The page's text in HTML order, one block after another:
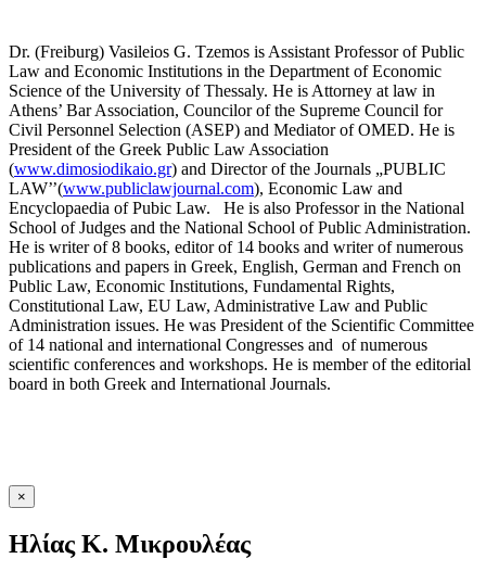
Dr. (Freiburg) Vasileios G. Tzemos is Assistant Professor of Public
Law and Economic Institutions in the Department of Economic
Science of the University of Thessaly. He is Attorney at law in
Athens’ Bar Association, Councilor of the Supreme Council for
Civil Personnel Selection (ASEP) and Mediator of OMED. He is
President of the Greek Public Law Association
(www.dimosiodikaio.gr) and Director of the Journals „PUBLIC
LAW’’(www.publiclawjournal.com), Economic Law and
Encyclopaedia of Pubic Law. He is also Professor in the National
School of Judges and the National School of Public Administration.
He is writer of 8 books, editor of 14 books and writer of numerous
publications and papers in Greek, English, German and French on
Public Law, Economic Institutions, Fundamental Rights,
Constitutional Law, EU Law, Administrative Law and Public
Administration issues. He was President of the Scientific Committee
of 14 national and international Congresses and of numerous
scientific conferences and workshops. He is member of the editorial
board in both Greek and International Journals.
×
Ηλίας K. Μικρουλέας